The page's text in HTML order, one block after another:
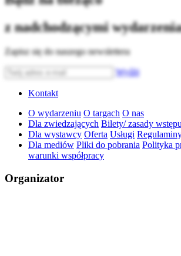
z nadchodzącymi
Zapisz się do naszego newslettera
Wyślij
Kontakt
O wydarzeniu O targach O nas
Dla zwiedzających Bilety/ zasady
Dla wystawcy Oferta Usługi
Dla mediów Pliki do pobrania Polityka
warunki współpracy
Organizator